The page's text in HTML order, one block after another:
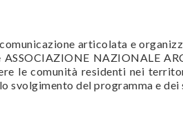
articolata e
ASSOCIAZIONE NAZIONALE
le comunità residenti nei
svolgimento del programma e